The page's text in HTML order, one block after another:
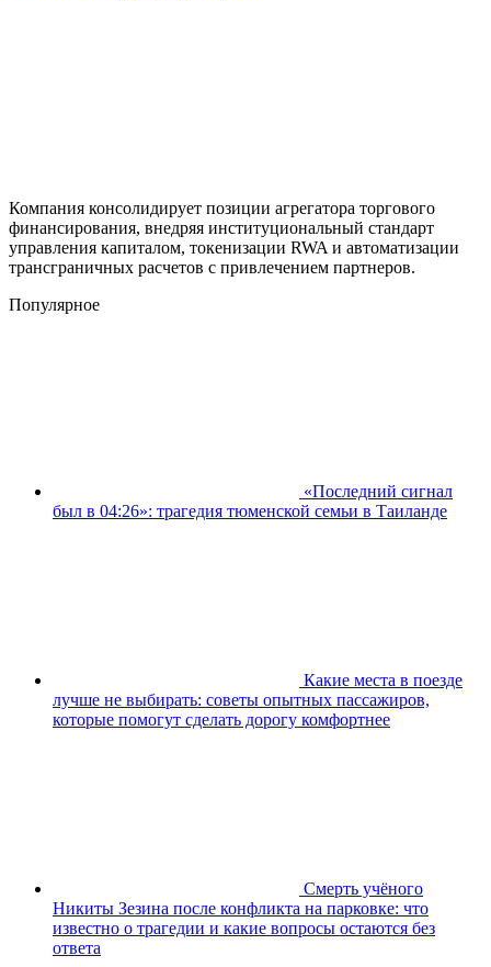
Компания консолидирует позиции агрегатора торгового
финансирования, внедряя институциональный стандарт
управления капиталом, токенизации RWA и автоматизации
трансграничных расчетов с привлечением партнеров.
Популярное
«Последний сигнал
был в 04:26»: трагедия тюменской семьи в Таиланде
Какие места в поезде
лучше не выбирать: советы опытных пассажиров,
которые помогут сделать дорогу комфортнее
Смерть учёного
Никиты Зезина после конфликта на парковке: что
известно о трагедии и какие вопросы остаются без
ответа